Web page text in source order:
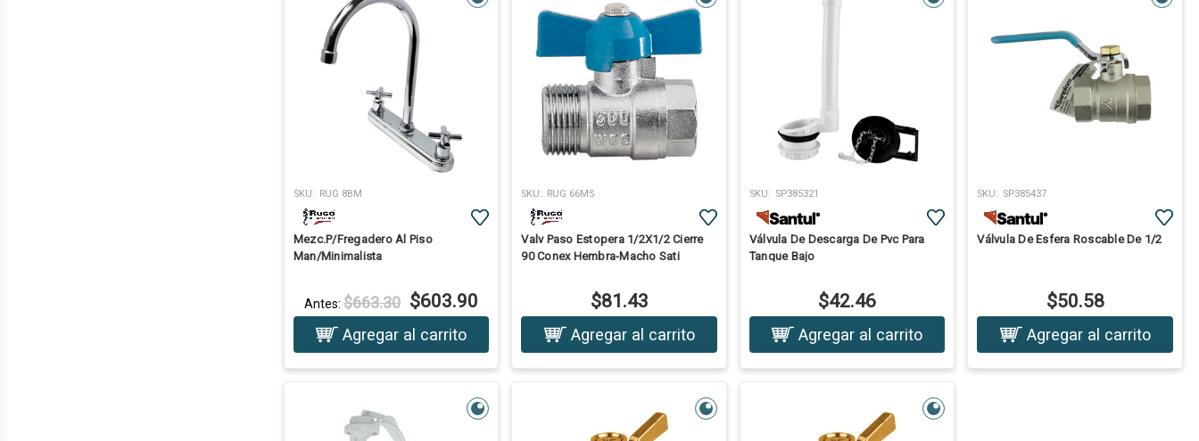
SKU: RUG 8BM
Mezc.P/Fregadero Al Piso
Man/Minimalista
Antes:$663.30 $603.90
Agregar al carrito
SKU: RUG 66MS
Valv Paso Estopera 1/2X1/2 Cierre
90 Conex Hembra-Macho Sati
$81.43
Agregar al carrito
SKU: SP385321
Válvula De Descarga De Pvc Para
Tanque Bajo
$42.46
Agregar al carrito
SKU: SP385437
Válvula De Esfera Roscable De 1/2
$50.58
Agregar al carrito